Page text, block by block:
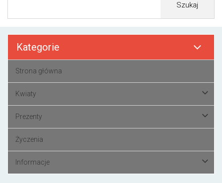
Szukaj
Kategorie
Strona główna
Kwiaty
Prezenty
Życzenia
Informacje